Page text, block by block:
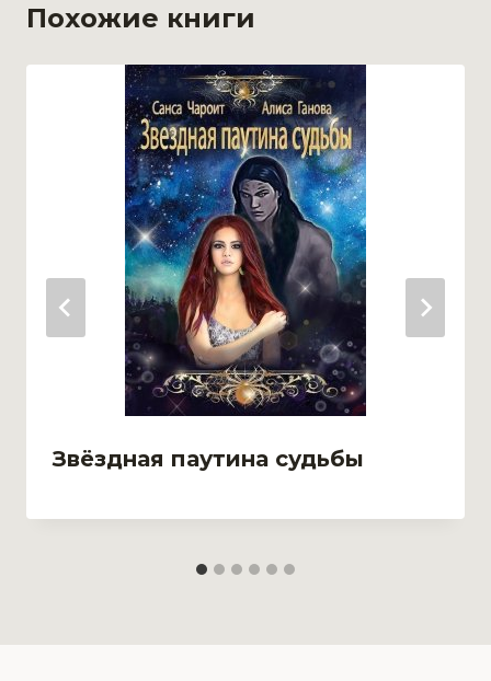
Похожие книги
Звёздная паутина судьбы